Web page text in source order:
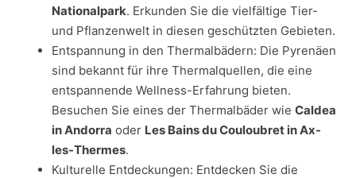
Nationalpark. Erkunden Sie die vielfältige Tier-
und Pflanzenwelt in diesen geschützten Gebieten.
Entspannung in den Thermalbädern: Die Pyrenäen
sind bekannt für ihre Thermalquellen, die eine
entspannende Wellness-Erfahrung bieten.
Besuchen Sie eines der Thermalbäder wie Caldea
in Andorra oder Les Bains du Couloubret in Ax-
les-Thermes.
Kulturelle Entdeckungen: Entdecken Sie die